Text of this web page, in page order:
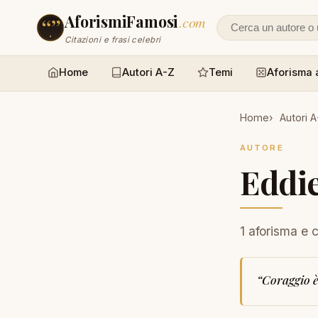
AforismiFamosi.com
Citazioni e frasi celebri Cerca un
Home Autori A-Z Temi Aforisma
Home Autori
AUTORE
1 aforisma e
“Coraggio